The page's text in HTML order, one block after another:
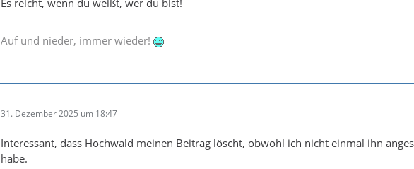
Es reicht, wenn du weißt, wer du bist!
Auf und nieder, immer wieder!
31. Dezember 2025 um 18:47
Interessant, dass Hochwald meinen Beitrag löscht, obwohl ich nicht einmal ihn
habe.